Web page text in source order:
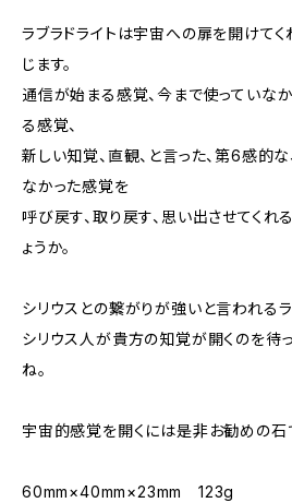
ラブラドライトは宇宙への扉を開けて
じます。
通信が始まる感覚、今まで使っていな
る感覚、
新しい知覚、直観、と言った、第6感的
なかった感覚を
呼び戻す、取り戻す、思い出させてくれ
ょうか。
シリウスとの繋がりが強いと言われるラ
シリウス人が貴方の知覚が開くのを待
ね。
宇宙的感覚を開くには是非お勧めの石
60mm×40mm×23mm 123g